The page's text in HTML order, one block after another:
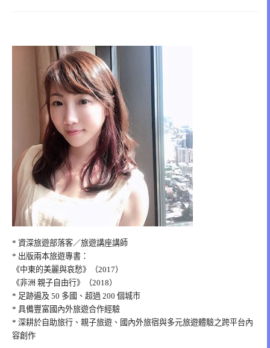
* 資深旅遊部落客／旅遊講座講師
* 出版兩本旅遊專書：
《中東的美麗與哀愁》（2017）
《非洲 親子自由行》（2018）
* 足跡遍及 50 多國、超過 200 個城市
* 具備豐富國內外旅遊合作經驗
* 深耕於自助旅行、親子旅遊、國內外旅宿與多元旅遊體驗之跨平台內
容創作